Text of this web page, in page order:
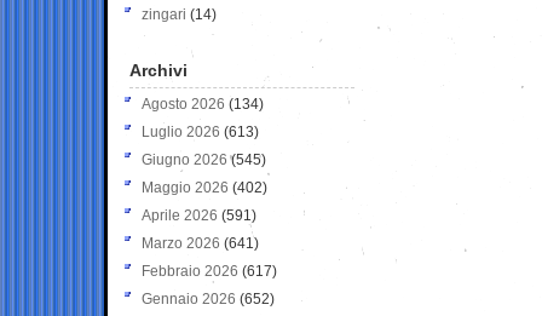
zingari (14)
Archivi
Agosto 2026 (134)
Luglio 2026 (613)
Giugno 2026 (545)
Maggio 2026 (402)
Aprile 2026 (591)
Marzo 2026 (641)
Febbraio 2026 (617)
Gennaio 2026 (652)